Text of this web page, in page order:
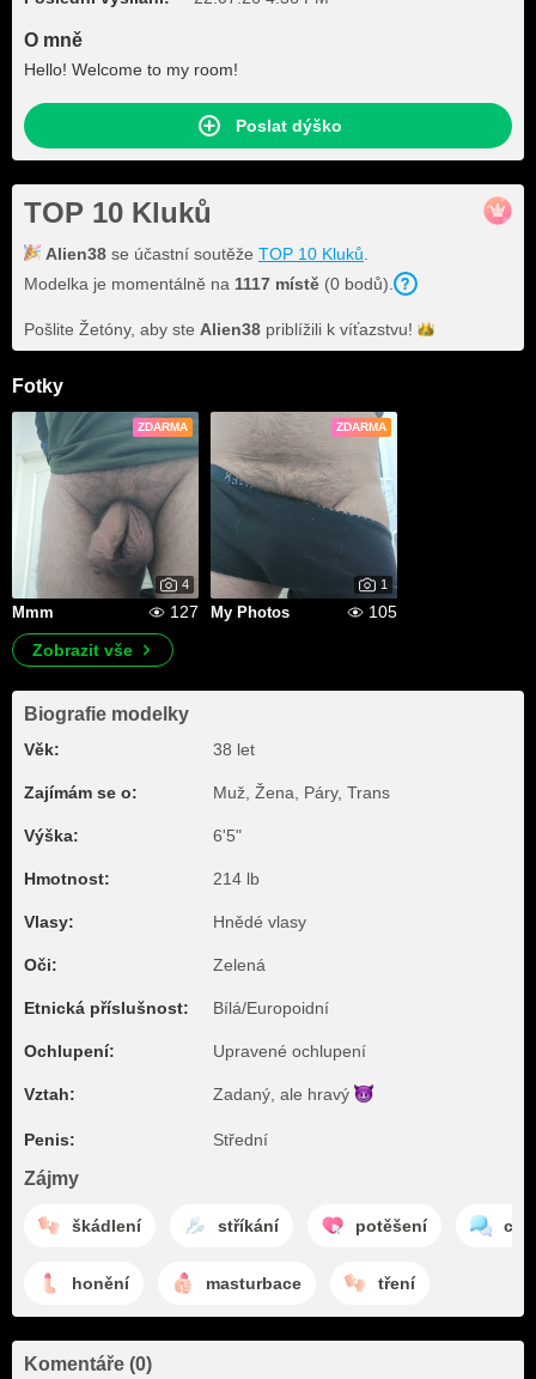
O mně
Hello! Welcome to my room!
Poslat dýško
TOP 10 Kluků
Alien38 se účastní soutěže TOP 10 Kluků
Modelka je momentálně na 1117 místě (0 bodů).
Pošlite Žetóny, aby ste Alien38 priblížili k víťazstvu!
Fotky
ZDARMA
4
Mmm 127
ZDARMA
1
My Photos
105
Zobrazit vše
Biografie modelky
Věk: 38 let
Zajímám se o: Muž, Žena, Páry, Trans
Výška: 6'5"
Hmotnost: 214 lb
Vlasy: Hnědé vlasy
Oči: Zelená
Etnická příslušnost: Bílá/Europoidní
Ochlupení: Upravené ochlupení
Vztah: Zadaný, ale hravý
Penis: Střední
Zájmy
škádlení stříkání potěšení
honění masturbace tření
Komentáře (0)